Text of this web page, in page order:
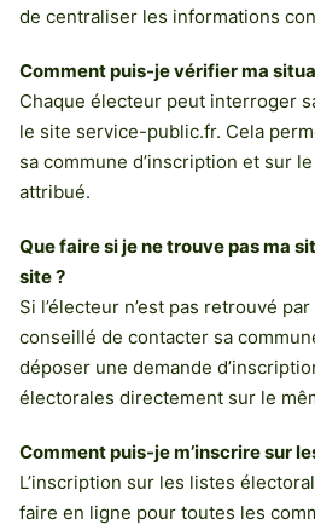
de centraliser les informations
Comment puis-je vérifier ma
Chaque électeur peut interroger
le site service-public.fr. Cela
sa commune d’inscription et sur
attribué.
Que faire si je ne trouve pas ma
site ?
Si l’électeur n’est pas retrouvé
conseillé de contacter sa
déposer une demande
électorales directement sur le
Comment puis-je m’inscrire sur
L’inscription sur les listes
faire en ligne pour toutes les